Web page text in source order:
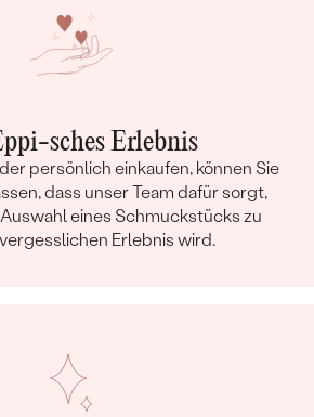
sches Erlebnis
persönlich einkaufen, können Sie
dass unser Team dafür sorgt,
eines Schmuckstücks zu
Erlebnis wird.